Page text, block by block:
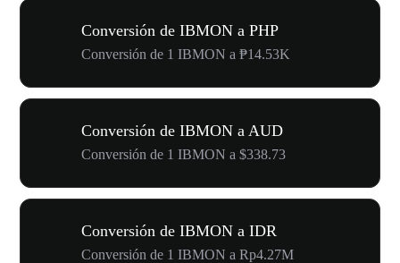
Conversión de IBMON a PHP
Conversión de 1 IBMON a ₱14.53K
Conversión de IBMON a AUD
Conversión de 1 IBMON a $338.73
Conversión de IBMON a IDR
Conversión de 1 IBMON a Rp4.27M